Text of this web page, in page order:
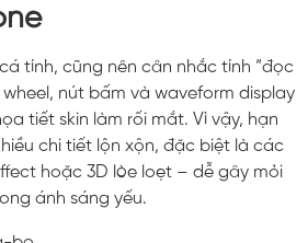
tính, cũng nên cân nhắc tính “đọc
nút bấm và waveform display
tiết skin làm rối mắt. Vì vậy, hạn
chi tiết lộn xộn, đặc biệt là các
hoặc 3D lòe loẹt – dễ gây mỏi
ánh sáng yếu.